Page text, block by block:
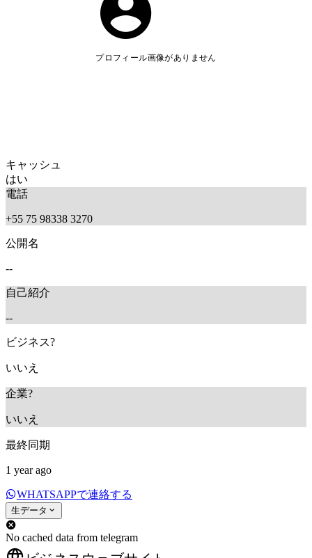
プロフィール画像がありません
キャッシュ
はい
電話
+55 75 98338 3270
公開名
--
自己紹介
--
ビジネス?
いいえ
企業?
いいえ
最終同期
1 year ago
WHATSAPPで連絡する
生データ
No cached data from telegram